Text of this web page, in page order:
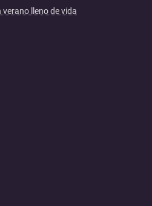
lleno de vida